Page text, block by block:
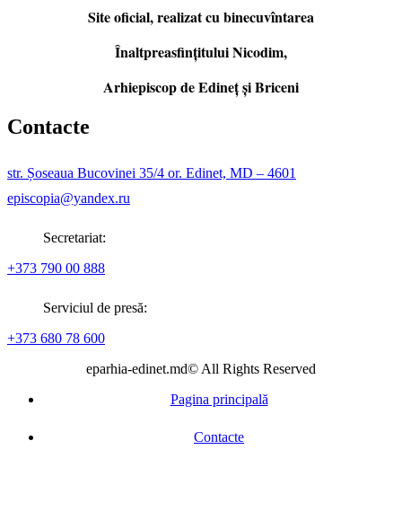
Site oficial, realizat cu binecuvîntarea
Înaltpreasfințitului Nicodim,
Arhiepiscop de Edineţ şi Briceni
Contacte
str. Șoseaua Bucovinei 35/4 or. Edinet, MD – 4601
episcopia@yandex.ru
Secretariat:
+373 790 00 888
Serviciul de presă:
+373 680 78 600
eparhia-edinet.md© All Rights Reserved
Pagina principală
Contacte